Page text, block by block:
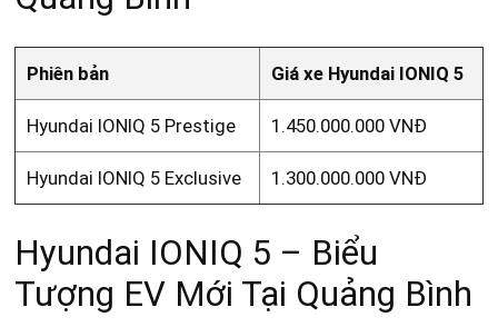
Phiên bản Giá xe Hyundai IONIQ 5
Hyundai IONIQ 5 Prestige 1.450.000.000 VNĐ
Hyundai IONIQ 5 Exclusive 1.300.000.000 VNĐ
Hyundai IONIQ 5 – Biểu
Tượng EV Mới Tại Quảng Bình